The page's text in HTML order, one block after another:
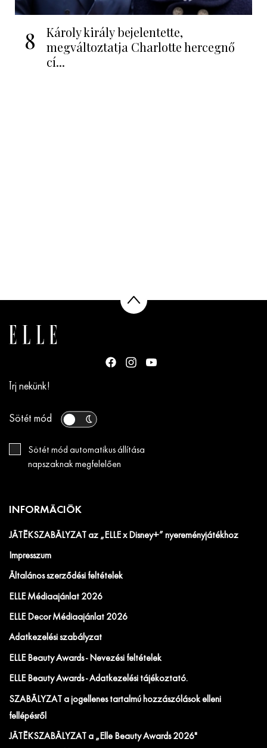
8
Károly király bejelentette,
megváltoztatja Charlotte hercegnő
cí...
Írj nekünk!
Sötét mód
Sötét mód automatikus állítása
napszaknak megfelelően
INFORMÁCIÓK
JÁTÉKSZABÁLYZAT az „ELLE x Disney+” nyereményjátékhoz
Impresszum
Általános szerződési feltételek
ELLE Médiaajánlat 2026
ELLE Decor Médiaajánlat 2026
Adatkezelési szabályzat
ELLE Beauty Awards - Nevezési feltételek
ELLE Beauty Awards - Adatkezelési tájékoztató.
SZABÁLYZAT a jogellenes tartalmú hozzászólások elleni
fellépésről
JÁTÉKSZABÁLYZAT a „Elle Beauty Awards 2026"